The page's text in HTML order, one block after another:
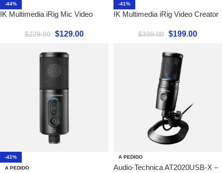
-44%
IK Multimedia iRig Mic Video
$229.00 $129.00
-41%
IK Multimedia iRig Video Creator
$339.00 $199.00
-41%
A PEDIDO
A PEDIDO
Audio-Technica AT2020USB-X –